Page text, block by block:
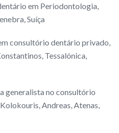
em Periodontologia,
Suíça
consultório dentário privado,
Tessalónica,
generalista no consultório
Andreas, Atenas,